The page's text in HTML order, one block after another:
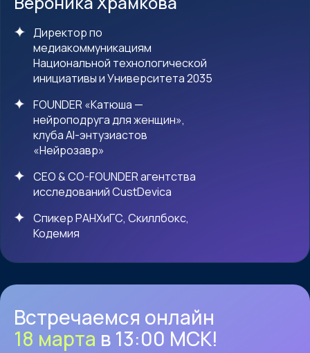
Директор по
медиакоммуникациям
Национальной технологической
инициативы и Университета 2035
FOUNDER «Катюша —
нейроподруга для женщин»,
клуба AI-энтузиастов
«Нейрозавр»
CEO & CO-FOUNDER агентства
исследований CustDevica
Спикер РАНХиГС, Скиллбокс,
Кодемия
Встречаемся онлайн
18 марта в 13:00 МСК!